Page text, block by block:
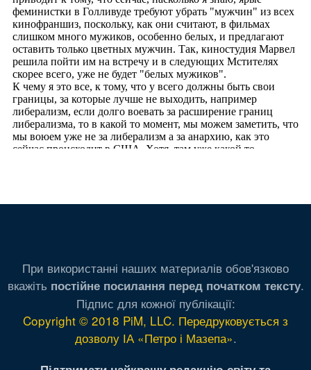
При використанні наших материалів обов'язково
вкажіть постійне посилання перед початком тексту.
Підпис для кожної публікації:
Copyright © 2018 PiM, LLC. Передруковується з
дозволу ІА «Петро і Мазепа».